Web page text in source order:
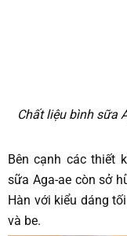
Chất liệu bình sữa
Bên cạnh các thiết
sữa Aga-ae còn sở
Hàn với kiểu dáng
và be.